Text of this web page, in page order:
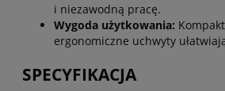
i niezawodną pracę.
Wygoda użytkowania:
ergonomiczne uchwyty
SPECYFIKACJA